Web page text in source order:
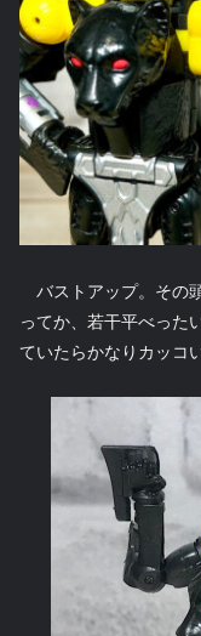
バストアップ。その
ってか、若干平べった
ていたらかなりカッコ